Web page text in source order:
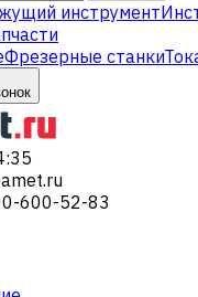
инструмент
Фрезерные станки
600-52-83